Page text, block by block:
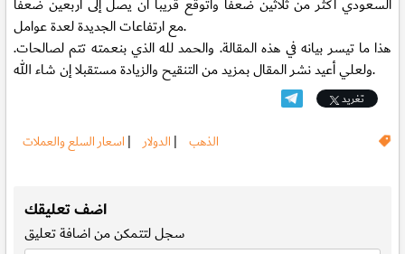
مع ارتفاعات الجديدة لعدة عوامل.
هذا ما تيسر بيانه في هذه المقالة. والحمد لله الذي بنعمته تتم لصالحات.
ولعلي أعيد نشر المقال بمزيد من التنقيح والزيادة مستقبلا إن شاء الله.
تغريد
الذهب | الدولار | اسعار السلع والعملات
اضف تعليقك
سجللتتمكن من اضافة تعليق